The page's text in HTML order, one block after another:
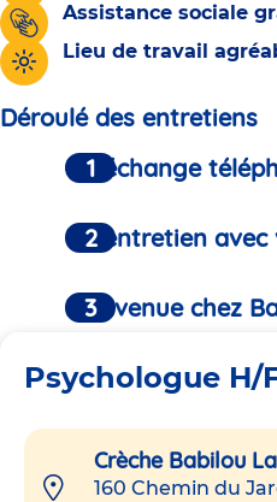
Assistance sociale
Lieu de travail
Déroulé des entretiens
Un échange
Un entretien
Bienvenue chez
Psychologue H/
Crèche Babilou
160 Chemin du